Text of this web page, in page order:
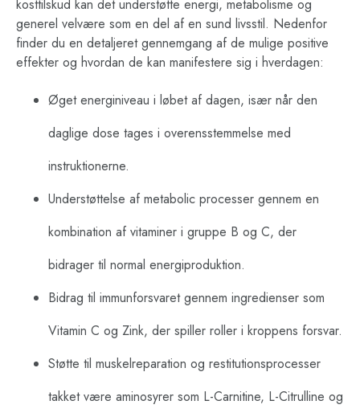
kosttilskud kan det understøtte energi, metabolisme og
generel velvære som en del af en sund livsstil. Nedenfor
finder du en detaljeret gennemgang af de mulige positive
effekter og hvordan de kan manifestere sig i hverdagen:
Øget energiniveau i løbet af dagen, især når den
daglige dose tages i overensstemmelse med
instruktionerne.
Understøttelse af metabolic processer gennem en
kombination af vitaminer i gruppe B og C, der
bidrager til normal energiproduktion.
Bidrag til immunforsvaret gennem ingredienser som
Vitamin C og Zink, der spiller roller i kroppens forsvar.
Støtte til muskelreparation og restitutionsprocesser
takket være aminosyrer som L-Carnitine, L-Citrulline og